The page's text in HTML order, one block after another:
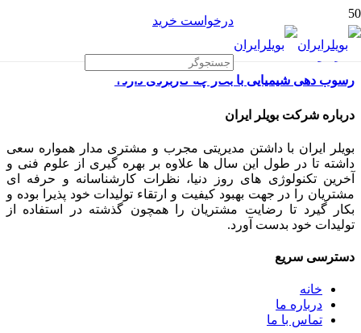
درخواست خرید
رسوب دهی شیمیایی با بخار چه کاربردی دارد؟
درباره شرکت بویلر ایران
بویلر ایران با داشتن مدیریتی مجرب و مشتری مدار همواره سعی
داشته تا در طول این سال ها علاوه بر بهره گیری از علوم فنی و
آخرین تکنولوژی های روز دنیا، نظرات کارشناسانه و حرفه ای
مشتریان را در جهت بهبود کیفیت و ارتقاء تولیدات خود پذیرا بوده و
بکار گیرد تا رضایت مشتریان را همچون گذشته در استفاده از
تولیدات خود بدست آورد.
دسترسی سریع
خانه
درباره ما
تماس با ما